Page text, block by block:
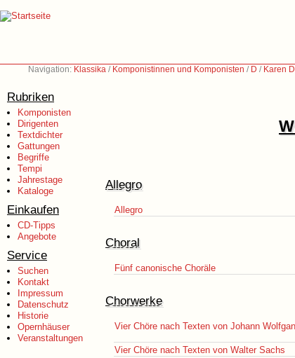
Navigation: Klassika / Komponistinnen und Komponisten / D / Karen
Rubriken
Komponisten
Dirigenten
Textdichter
Gattungen
Begriffe
Tempi
Jahrestage
Kataloge
Einkaufen
CD-Tipps
Angebote
Service
Suchen
Kontakt
Impressum
Datenschutz
Historie
Opernhäuser
Veranstaltungen
Allegro
Allegro
Choral
Fünf canonische Choräle
Chorwerke
Vier Chöre nach Texten von Johann
Vier Chöre nach Texten von Walter Sachs